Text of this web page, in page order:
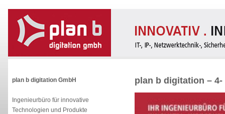
plan b digitation GmbH
Ingenieurbüro für innovative
Technologien und Produkte
plan b digitation –